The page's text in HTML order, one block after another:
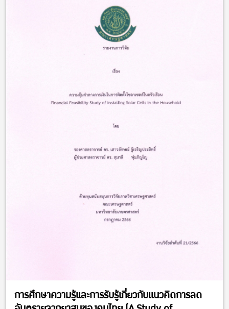
การศึกษาความรู้และการรับรู้เกี่ยวกับแนวคิดการลด